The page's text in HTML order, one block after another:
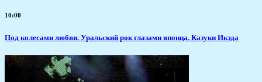
10:00
Под колесами любви. Уральский рок глазами японца. Казуки Икэда